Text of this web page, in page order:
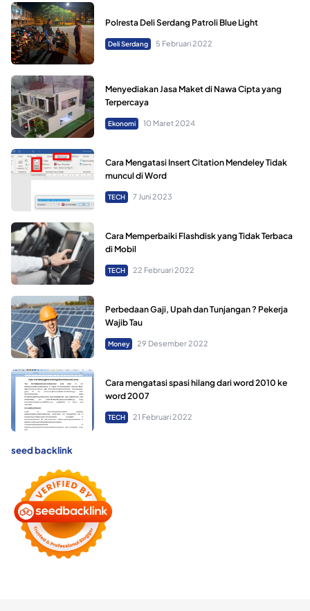
Polresta Deli Serdang Patroli Blue Light
Deli Serdang 5 Februari 2022
Menyediakan Jasa Maket di Nawa Cipta yang
Terpercaya
Ekonomi 10 Maret 2024
Cara Mengatasi Insert Citation Mendeley Tidak
muncul di Word
TECH 7 Juni 2023
Cara Memperbaiki Flashdisk yang Tidak Terbaca
di Mobil
TECH 22 Februari 2022
Perbedaan Gaji, Upah dan Tunjangan ? Pekerja
Wajib Tau
Money 29 Desember 2022
Cara mengatasi spasi hilang dari word 2010 ke
word 2007
TECH 21 Februari 2022
seed backlink